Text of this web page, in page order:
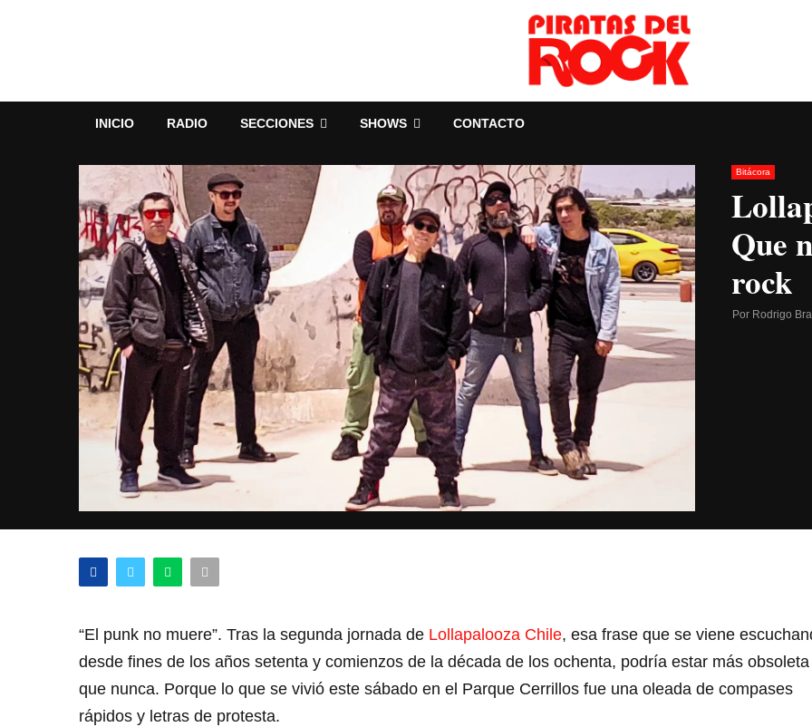
INICIO RADIO SECCIONES SHOWS CONTACTO
Bitácora
Que
rock
Por Rodrigo
“El punk no muere”. Tras la segunda jornada de Lollapalooza Chile, esa frase que se viene
desde fines de los años setenta y comienzos de la década de los ochenta, podría estar más obsoleta
que nunca. Porque lo que se vivió este sábado en el Parque Cerrillos fue una oleada de compases
rápidos y letras de protesta.